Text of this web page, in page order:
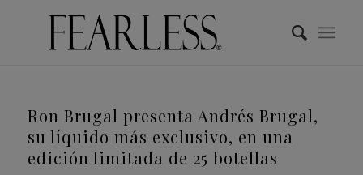
Ron Brugal presenta Andrés Brugal,
su líquido más exclusivo, en una
edición limitada de 25 botellas